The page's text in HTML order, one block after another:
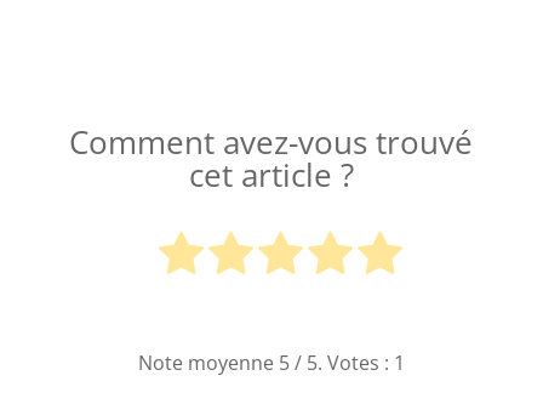
Comment avez-vous trouvé
cet article ?
Note moyenne 5/ 5. Votes : 1